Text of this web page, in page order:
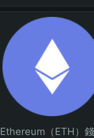
Ethereum（ETH）